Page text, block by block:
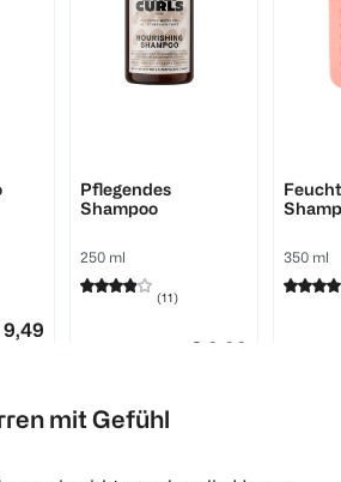
Pflegendes
Shampoo
250 ml
(11)
€ 9,99
350 ml
mit Gefühl